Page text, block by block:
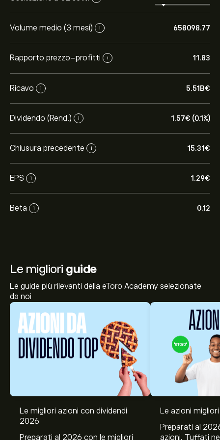
Volume medio (3 mesi) i 658098.77
Rapporto prezzo-profitti i 11.83
Ricavo i 5.51B‎€‎
Dividendo (Rend.) i 1.57‎€‎ (0.1%)
Chiusura precedente i 15.31‎€‎
EPS i 1.29‎€‎
Beta i 0.12
Le migliori guide
Le guide più rilevanti della eToro Academy selezionate
da noi
Le migliori azioni con dividendi
2026
Preparati al 2026 con le migliori
Le azioni
Preparati al
azioni. Tuffati
Il prezzo attuale delle azioni LIGHT.NV è di 15.30‎€‎.